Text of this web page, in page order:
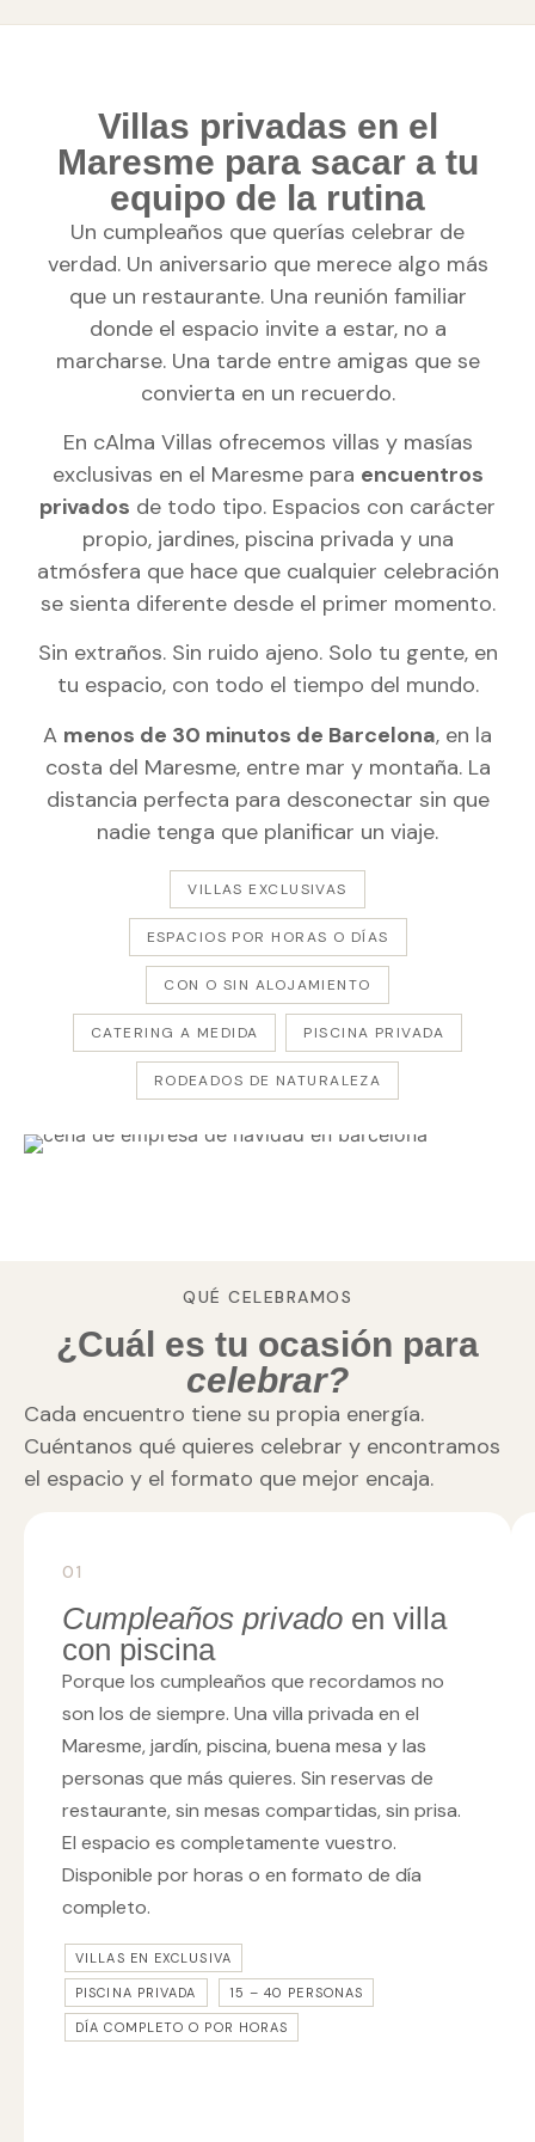
Villas privadas en el
Maresme para sacar a tu
equipo de la rutina
Un cumpleaños que querías celebrar de
verdad. Un aniversario que merece algo más
que un restaurante. Una reunión familiar
donde el espacio invite a estar, no a
marcharse. Una tarde entre amigas que se
convierta en un recuerdo.
En cAlma Villas ofrecemos villas y masías
exclusivas en el Maresme para encuentros
privados de todo tipo. Espacios con carácter
propio, jardines, piscina privada y una
atmósfera que hace que cualquier celebración
se sienta diferente desde el primer momento.
Sin extraños. Sin ruido ajeno. Solo tu gente, en
tu espacio, con todo el tiempo del mundo.
A menos de 30 minutos de Barcelona, en la
costa del Maresme, entre mar y montaña. La
distancia perfecta para desconectar sin que
nadie tenga que planificar un viaje.
VILLAS EXCLUSIVAS
ESPACIOS POR HORAS O DÍAS
CON O SIN ALOJAMIENTO
CATERING A MEDIDA PISCINA PRIVADA
RODEADOS DE NATURALEZA
QUÉ CELEBRAMOS
¿Cuál es tu ocasión para
celebrar?
Cada encuentro tiene su propia energía.
Cuéntanos qué quieres celebrar y encontramos
el espacio y el formato que mejor encaja.
01
Cumpleaños privado en villa
con piscina
Porque los cumpleaños que recordamos no
son los de siempre. Una villa privada en el
Maresme, jardín, piscina, buena mesa y las
personas que más quieres. Sin reservas de
restaurante, sin mesas compartidas, sin prisa.
El espacio es completamente vuestro.
Disponible por horas o en formato de día
completo.
VILLAS EN EXCLUSIVA
PISCINA PRIVADA 15 – 40 PERSONAS
DÍA COMPLETO O POR HORAS